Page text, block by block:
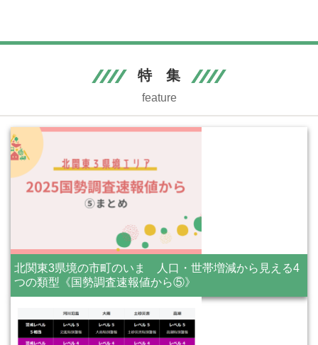
特 集
feature
北関東3県境の市町のいま 人口・世帯増減から見える4
つの類型《国勢調査速報値から⑤》